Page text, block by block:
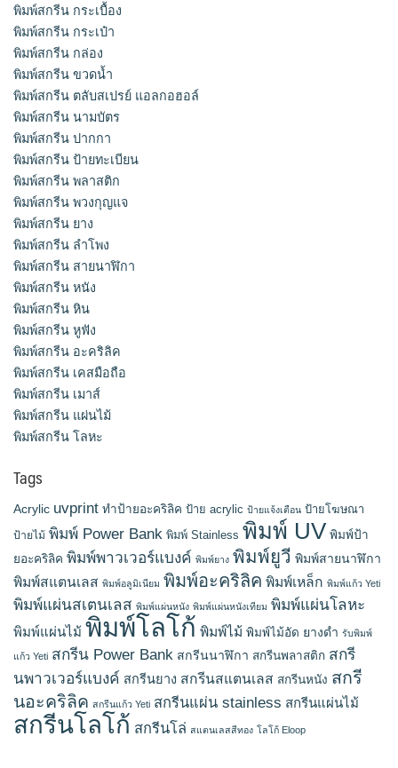
พิมพ์สกรีน กระเบื้อง
พิมพ์สกรีน กระเป๋า
พิมพ์สกรีน กล่อง
พิมพ์สกรีน ขวดน้ำ
พิมพ์สกรีน ตลับสเปรย์ แอลกอฮอล์
พิมพ์สกรีน นามบัตร
พิมพ์สกรีน ปากกา
พิมพ์สกรีน ป้ายทะเบียน
พิมพ์สกรีน พลาสติก
พิมพ์สกรีน พวงกุญแจ
พิมพ์สกรีน ยาง
พิมพ์สกรีน ลำโพง
พิมพ์สกรีน สายนาฬิกา
พิมพ์สกรีน หนัง
พิมพ์สกรีน หิน
พิมพ์สกรีน หูฟัง
พิมพ์สกรีน อะคริลิค
พิมพ์สกรีน เคสมือถือ
พิมพ์สกรีน เมาส์
พิมพ์สกรีน แผ่นไม้
พิมพ์สกรีน โลหะ
Tags
Acrylic uvprint ทำป้ายอะคริลิค ป้าย acrylic ป้ายแจ้งเตือน ป้ายโฆษณา
ป้ายไม้ พิมพ์ Power Bank พิมพ์ Stainless พิมพ์ UV พิมพ์ป้า
ยอะคริลิค พิมพ์พาวเวอร์แบงค์ พิมพ์ยาง พิมพ์ยูวี พิมพ์สายนาฬิกา
พิมพ์สแตนเลส พิมพ์อลูมิเนียม พิมพ์อะคริลิค พิมพ์เหล็ก พิมพ์แก้ว Yeti
พิมพ์แผ่นสเตนเลส พิมพ์แผ่นหนัง พิมพ์แผ่นหนังเทียม พิมพ์แผ่นโลหะ
พิมพ์แผ่นไม้ พิมพ์โลโก้ พิมพ์ไม้ พิมพ์ไม้อัด ยางดำ รับพิมพ์
แก้ว Yeti สกรีน Power Bank สกรีนนาฬิกา สกรีนพลาสติก สกรี
นพาวเวอร์แบงค์ สกรีนยาง สกรีนสแตนเลส สกรีนหนัง สกรี
นอะคริลิค สกรีนแก้ว Yeti สกรีนแผ่น stainless สกรีนแผ่นไม้
สกรีนโลโก้ สกรีนโล่ สแตนเลสสีทอง โลโก้ Eloop